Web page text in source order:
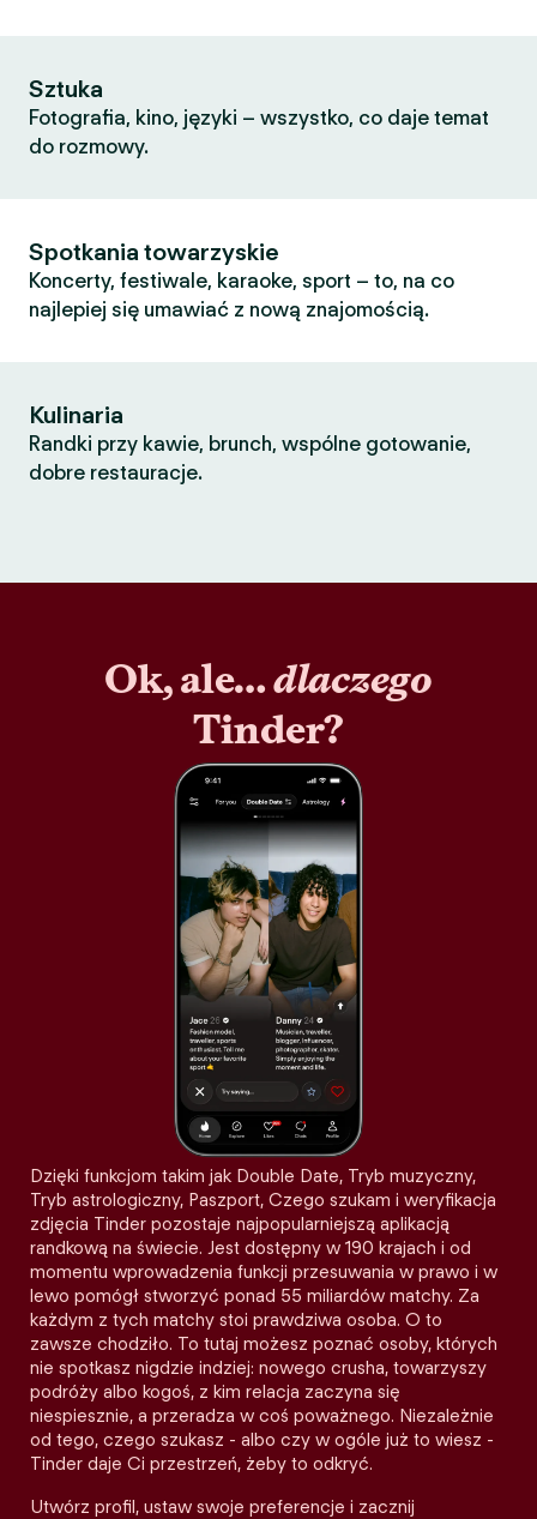
Sztuka
Fotografia, kino, języki – wszystko, co daje temat
do rozmowy.
Spotkania towarzyskie
Koncerty, festiwale, karaoke, sport – to, na co
najlepiej się umawiać z nową znajomością.
Kulinaria
Randki przy kawie, brunch, wspólne gotowanie,
dobre restauracje.
Ok, ale…dlaczego
Tinder?
Dzięki funkcjom takim jak Double Date, Tryb muzyczny,
Tryb astrologiczny, Paszport, Czego szukam i weryfikacja
zdjęcia Tinder pozostaje najpopularniejszą aplikacją
randkową na świecie. Jest dostępny w 190 krajach i od
momentu wprowadzenia funkcji przesuwania w prawo i w
lewo pomógł stworzyć ponad 55 miliardów matchy. Za
każdym z tych matchy stoi prawdziwa osoba. O to
zawsze chodziło. To tutaj możesz poznać osoby, których
nie spotkasz nigdzie indziej: nowego crusha, towarzyszy
podróży albo kogoś, z kim relacja zaczyna się
niespiesznie, a przeradza w coś poważnego. Niezależnie
od tego, czego szukasz - albo czy w ogóle już to wiesz -
Tinder daje Ci przestrzeń, żeby to odkryć.
Utwórz profil, ustaw swoje preferencje i zacznij